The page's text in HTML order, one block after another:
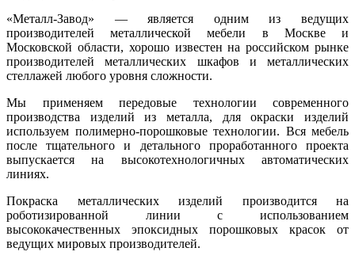
«Металл-Завод» — является одним из ведущих
производителей металлической мебели в Москве и
Московской области, хорошо известен на российском рынке
производителей металлических шкафов и металлических
стеллажей любого уровня сложности.
Мы применяем передовые технологии современного
производства изделий из металла, для окраски изделий
используем полимерно-порошковые технологии. Вся мебель
после тщательного и детального проработанного проекта
выпускается на высокотехнологичных автоматических
линиях.
Покраска металлических изделий производится на
роботизированной линии c использованием
высококачественных эпоксидных порошковых красок от
ведущих мировых производителей.